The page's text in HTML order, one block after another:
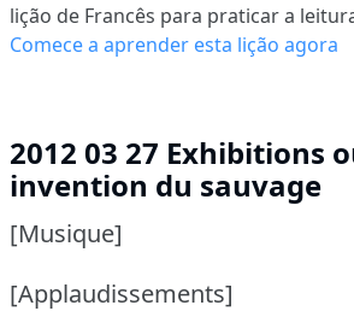
lição de Francês para praticar a
Comece a aprender esta lição agora
2012 03 27 Exhibitions
invention du sauvage
[Musique]
[Applaudissements]